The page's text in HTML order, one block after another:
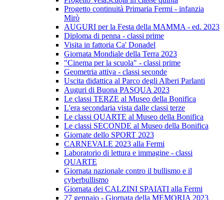
Progetto continuità Primaria Fermi - infanzia
Mirò
AUGURI per la Festa della MAMMA - ed. 2023
Diploma di penna - classi prime
Visita in fattoria Ca' Donadel
Giornata Mondiale della Terra 2023
"Cinema per la scuola" - classi prime
Geometria attiva - classi seconde
Uscita didattica al Parco degli Alberi Parlanti
Auguri di Buona PASQUA 2023
Le classi TERZE al Museo della Bonifica
L'era secondaria vista dalle classi terze
Le classi QUARTE al Museo della Bonifica
Le classi SECONDE al Museo della Bonifica
Giornate dello SPORT 2023
CARNEVALE 2023 alla Fermi
Laboratorio di lettura e immagine - classi
QUARTE
Giornata nazionale contro il bullismo e il
cyberbullismo
Giornata dei CALZINI SPAIATI alla Fermi
27 gennaio - Giornata della MEMORIA 2023